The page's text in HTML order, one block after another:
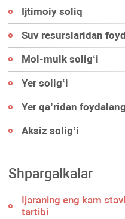
Ijtimoiy soliq
Suv resurslaridan
Mol-mulk soligʻi
Yer soligʻi
Yer qa’ridan
Aksiz soligʻi
Shpargalkalar
Ijaraning eng kam
tartibi